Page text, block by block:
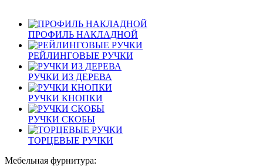
ПРОФИЛЬ НАКЛАДНОЙ
РЕЙЛИНГОВЫЕ РУЧКИ
РУЧКИ ИЗ ДЕРЕВА
РУЧКИ КНОПКИ
РУЧКИ СКОБЫ
ТОРЦЕВЫЕ РУЧКИ
Мебельная фурнитура: